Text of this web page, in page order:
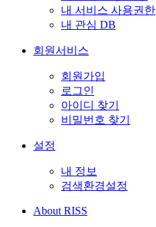
내 서비스 사용권한
내 관심 DB
회원서비스
회원가입
로그인
아이디 찾기
비밀번호 찾기
설정
내 정보
검색환경설정
About RISS